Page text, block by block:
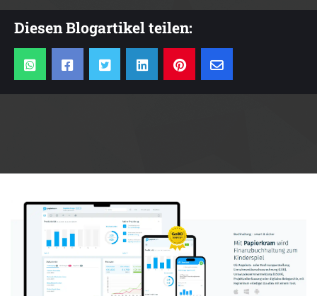
Diesen Blogartikel teilen: